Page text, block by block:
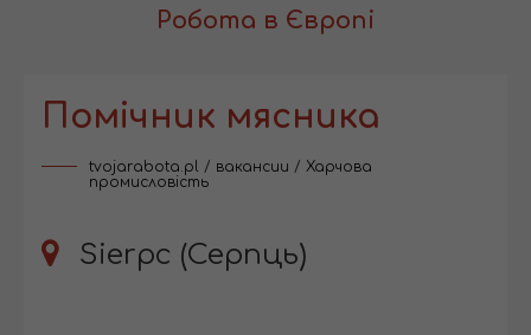
Робота в Європі
Помічник мясника
tvojarabota.pl / вакансии / Харчова
промисловість
Sierpc (Серпць)